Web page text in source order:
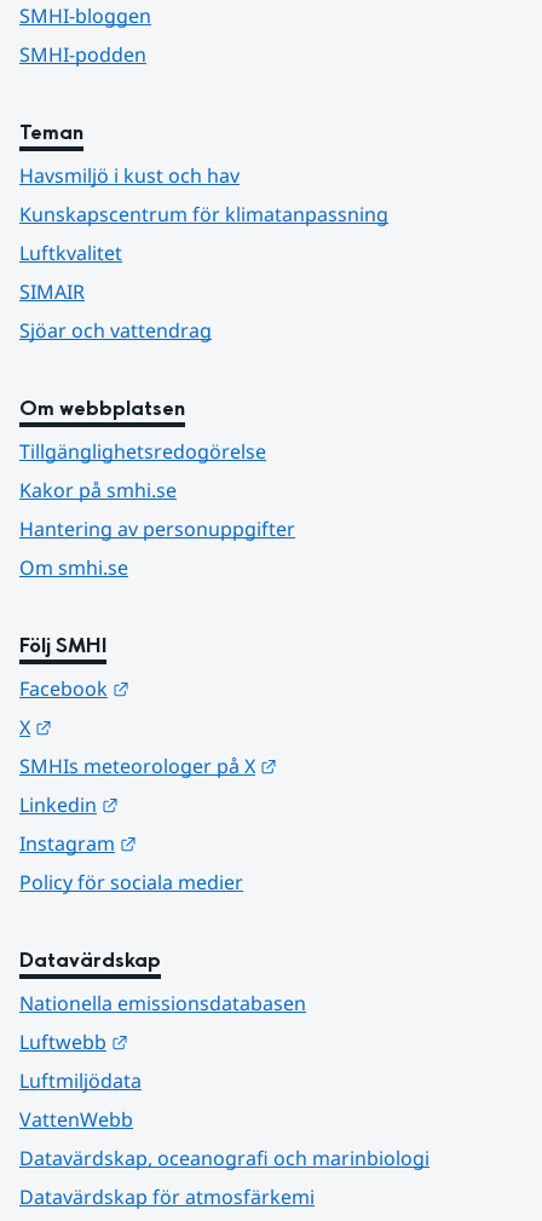
SMHI-bloggen
SMHI-podden
Teman
Havsmiljö i kust och hav
Kunskapscentrum för klimatanpassning
Luftkvalitet
SIMAIR
Sjöar och vattendrag
Om webbplatsen
Tillgänglighetsredogörelse
Kakor på smhi.se
Hantering av personuppgifter
Om smhi.se
Följ SMHI
Facebook
X
SMHIs meteorologer på X
Linkedin
Instagram
Policy för sociala medier
Datavärdskap
Nationella emissionsdatabasen
Luftwebb
Luftmiljödata
VattenWebb
Datavärdskap, oceanografi och marinbiologi
Datavärdskap för atmosfärkemi